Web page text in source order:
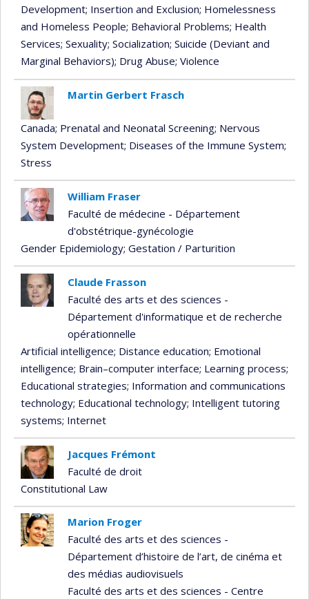
Development; Insertion and Exclusion; Homelessness
and Homeless People; Behavioral Problems; Health
Services; Sexuality; Socialization; Suicide (Deviant and
Marginal Behaviors); Drug Abuse; Violence
Martin Gerbert Frasch
Canada; Prenatal and Neonatal Screening; Nervous
System Development; Diseases of the Immune System;
Stress
William Fraser
Faculté de médecine - Département
d'obstétrique-gynécologie
Gender Epidemiology; Gestation / Parturition
Claude Frasson
Faculté des arts et des sciences -
Département d'informatique et de recherche
opérationnelle
Artificial intelligence; Distance education; Emotional
intelligence; Brain–computer interface; Learning process;
Educational strategies; Information and communications
technology; Educational technology; Intelligent tutoring
systems; Internet
Jacques Frémont
Faculté de droit
Constitutional Law
Marion Froger
Faculté des arts et des sciences -
Département d’histoire de l’art, de cinéma et
des médias audiovisuels
Faculté des arts et des sciences - Centre